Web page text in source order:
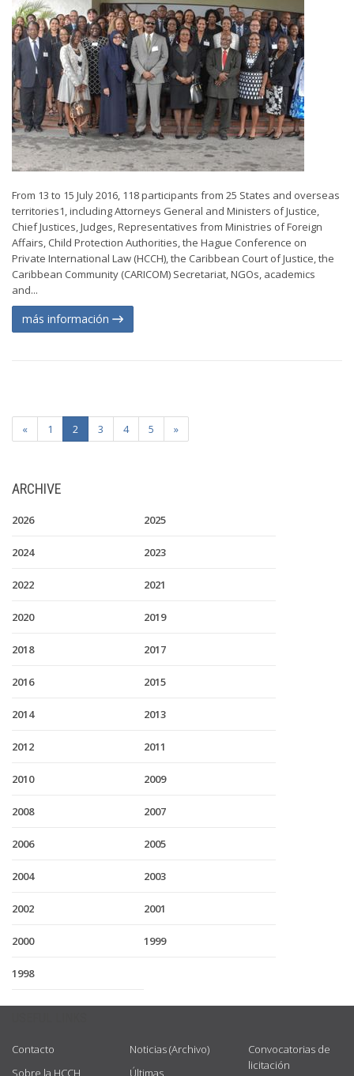
From 13 to 15 July 2016, 118 participants from 25 States and overseas
territories1, including Attorneys General and Ministers of Justice,
Chief Justices, Judges, Representatives from Ministries of Foreign
Affairs, Child Protection Authorities, the Hague Conference on
Private International Law (HCCH), the Caribbean Court of Justice, the
Caribbean Community (CARICOM) Secretariat, NGOs, academics
and...
más información
« 1 2 3 4 5 »
ARCHIVE
2026 2025
2024 2023
2022 2021
2020 2019
2018 2017
2016 2015
2014 2013
2012 2011
2010 2009
2008 2007
2006 2005
2004 2003
2002 2001
2000 1999
1998
Contacto
Sobre la HCCH
Noticias (Archivo)
Últimas
Convocatorias de
licitación